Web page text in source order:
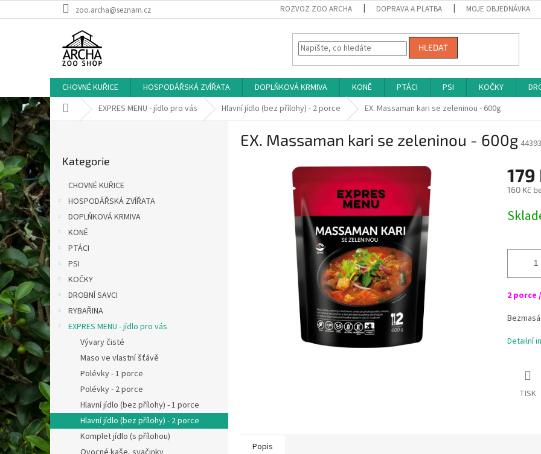
na
zoo.archa@seznam.cz ROZVOZ ZOO ARCHA DOPRAVA A PLATBA MOJE OBJEDNÁVKA
HLEDAT
CHOVNÉ KUŘICE HOSPODÁŘSKÁ ZVÍŘATA DOPLŇKOVÁ KRMIVA KONĚ PTÁCI PSI KOČKY
Domů EXPRES MENU - jídlo pro vás Hlavní jídlo (bez přílohy) - 2 porce EX. Massaman kari se zeleninou - 600g
o
s
t
r
n
n
p
a
n
e
l
kategorie
Kategorie
CHOVNÉ KUŘICE
HOSPODÁŘSKÁ ZVÍŘATA
DOPLŇKOVÁ KRMIVA
KONĚ
PTÁCI
PSI
KOČKY
DROBNÍ SAVCI
RYBAŘINA
EXPRES MENU - jídlo pro vás
Vývary čisté
Maso ve vlastní šťávě
Polévky - 1 porce
Polévky - 2 porce
Hlavní jídlo (bez přílohy) - 1 porce
Hlavní jídlo (bez přílohy) - 2 porce
Komplet jídlo (s přílohou)
EX. Massaman kari se zeleninou - 600g 44393
160 Kč
cena:
2 porce
Detailní
TISK
Popis